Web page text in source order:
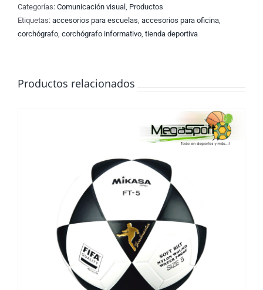
Categorías: Comunicación visual Productos
Etiquetas: accesorios para escuelas accesorios para oficina
corchógrafo corchógrafo informativo tienda deportiva
Productos relacionados